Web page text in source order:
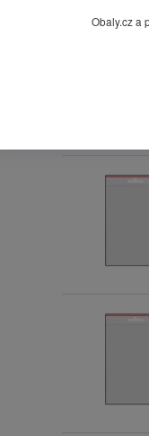
Obaly.cz a